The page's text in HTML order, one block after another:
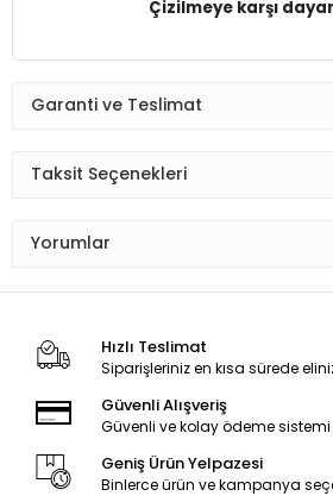
Çizilmeye karşı
Garanti ve Teslimat
Taksit Seçenekleri
Yorumlar
Hızlı Teslimat
Siparişleriniz en kısa sürede
Güvenli Alışveriş
Güvenli ve kolay ödeme sistemi
Geniş Ürün Yelpazesi
Binlerce ürün ve kampanya